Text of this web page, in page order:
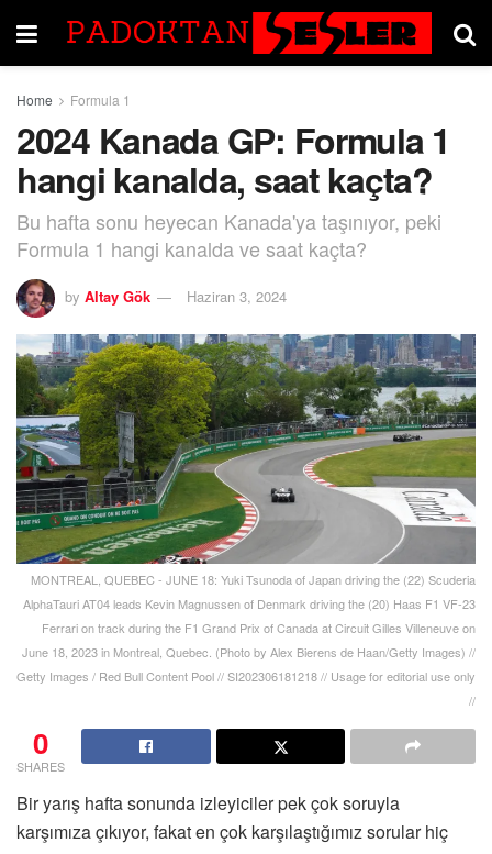
Home Formula 1
2024 Kanada GP: Formula 1
hangi kanalda, saat kaçta?
Bu hafta sonu heyecan Kanada'ya taşınıyor, peki
Formula 1 hangi kanalda ve saat kaçta?
by Altay Gök Haziran 3, 2024
MONTREAL, QUEBEC - JUNE 18: Yuki Tsunoda of Japan driving the (22) Scuderia
AlphaTauri AT04 leads Kevin Magnussen of Denmark driving the (20) Haas F1 VF-23
Ferrari on track during the F1 Grand Prix of Canada at Circuit Gilles Villeneuve on
June 18, 2023 in Montreal, Quebec. (Photo by Alex Bierens de Haan/Getty Images) //
Getty Images / Red Bull Content Pool // SI202306181218 // Usage for editorial use only
//
0
SHARES
Bir yarış hafta sonunda izleyiciler pek çok soruyla
karşımıza çıkıyor, fakat en çok karşılaştığımız sorular hiç